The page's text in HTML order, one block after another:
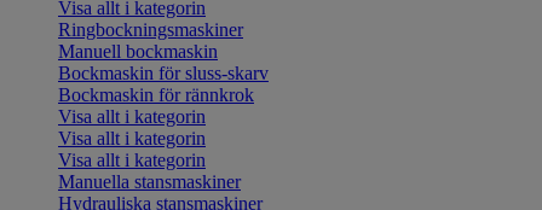
Visa allt i kategorin
Ringbockningsmaskiner
Manuell bockmaskin
Bockmaskin för sluss-skarv
Bockmaskin för rännkrok
Visa allt i kategorin
Visa allt i kategorin
Visa allt i kategorin
Manuella stansmaskiner
Hydrauliska stansmaskiner